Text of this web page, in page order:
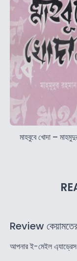
মাহবুবে খোদা –
Review
আপনার ই-মেইল এ্যাড্রেস